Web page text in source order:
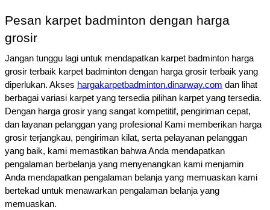
Pesan karpet badminton dengan harga
grosir
Jangan tunggu lagi untuk mendapatkan karpet badminton harga
grosir terbaik karpet badminton dengan harga grosir terbaik yang
diperlukan. Akses hargakarpetbadminton.dinarway.com dan lihat
berbagai variasi karpet yang tersedia pilihan karpet yang tersedia.
Dengan harga grosir yang sangat kompetitif, pengiriman cepat,
dan layanan pelanggan yang profesional Kami memberikan harga
grosir terjangkau, pengiriman kilat, serta pelayanan pelanggan
yang baik, kami memastikan bahwa Anda mendapatkan
pengalaman berbelanja yang menyenangkan kami menjamin
Anda mendapatkan pengalaman belanja yang memuaskan kami
bertekad untuk menawarkan pengalaman belanja yang
memuaskan.